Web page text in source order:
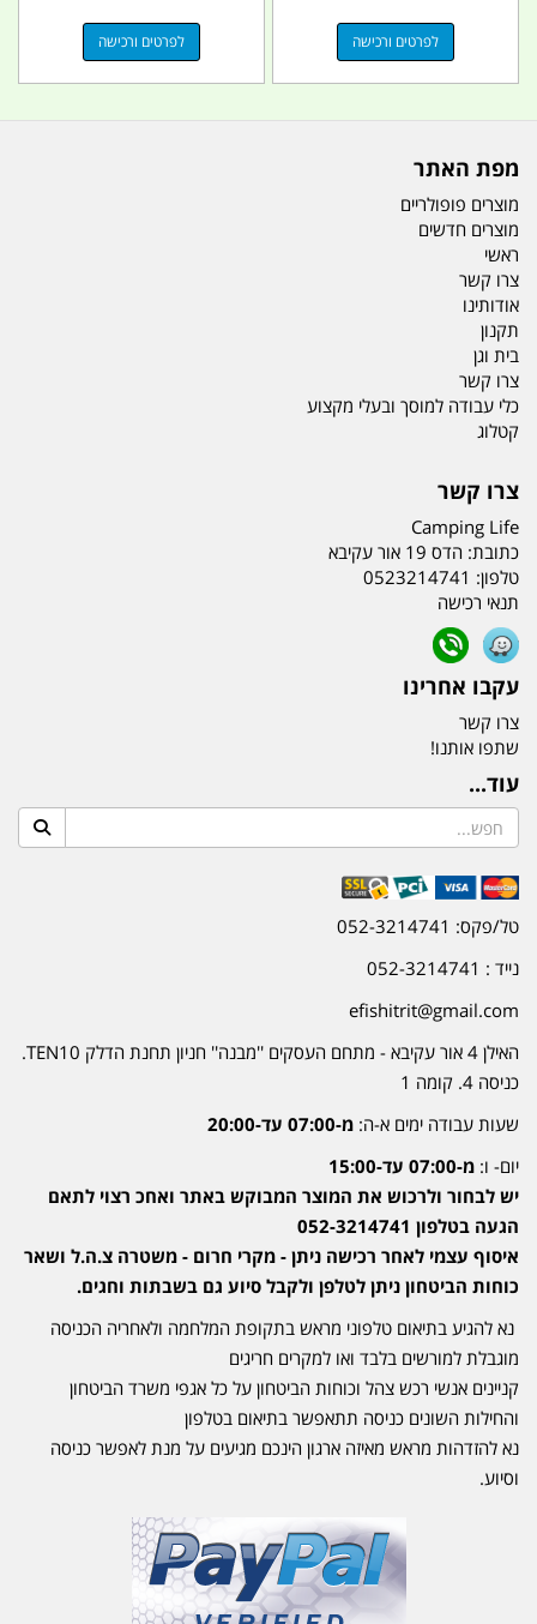
לפרטים ורכישה לפרטים ורכישה
מפת האתר
מוצרים פופולריים
מוצרים חדשים
ראשי
צרו קשר
אודותינו
תקנון
בית וגן
צרו קשר
כלי עבודה למוסך ובעלי מקצוע
קטלוג
צרו קשר
Camping Life
כתובת: הדס 19 אור עקיבא
טלפון: 0523214741
תנאי רכישה
עקבו אחרינו
צרו קשר
שתפו אותנו!
עוד...
טל/פקס: 052-3214741
נייד : 052-3214741
efishitrit@gmail.com
האילן 4 אור עקיבא - מתחם העסקים ''מבנה'' חניון תחנת הדלק TEN10.
כניסה 4. קומה 1
שעות עבודה ימים א-ה: מ-07:00 עד-20:00
יום- ו: מ-07:00 עד-15:00
יש לבחור ולרכוש את המוצר המבוקש באתר ואחכ רצוי לתאם
הגעה בטלפון 052-3214741
איסוף עצמי לאחר רכישה ניתן - מקרי חרום - משטרה צ.ה.ל ושאר
כוחות הביטחון ניתן לטלפן ולקבל סיוע גם בשבתות וחגים.
נא להגיע בתיאום טלפוני מראש בתקופת המלחמה ולאחריה הכניסה
מוגבלת למורשים בלבד ואו למקרים חריגים
קניינים אנשי רכש צהל וכוחות הביטחון על כל אגפי משרד הביטחון
והחילות השונים כניסה תתאפשר בתיאום בטלפון
נא להזדהות מראש מאיזה ארגון הינכם מגיעים על מנת לאפשר כניסה
וסיוע.